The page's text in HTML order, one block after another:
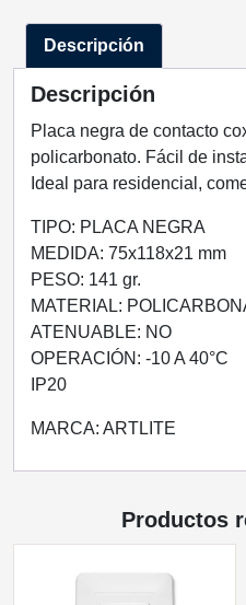
77X124MM
cantidad
Descripción
Descripción
Placa negra de contacto
policarbonato. Fácil de
Ideal para residencial,
TIPO: PLACA NEGRA
MEDIDA: 75x118x21 mm
PESO: 141 gr.
MATERIAL:
ATENUABLE: NO
OPERACIÓN: -10 A 40°C
IP20
MARCA: ARTLITE
Productos